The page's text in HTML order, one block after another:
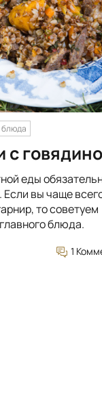
блюда
с
еды
Если вы чаще
то советуем
блюда.
1